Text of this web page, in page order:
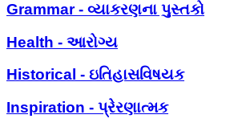
Grammar - વ્યાકરણના પુસ્તકો
Health - આરોગ્ય
Historical - ઇતિહાસવિષયક
Inspiration - પ્રેરણાત્મક